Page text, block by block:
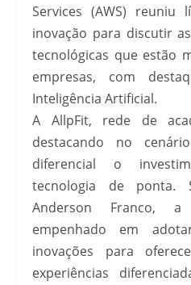
Services (AWS) reuniu
inovação para discutir
tecnológicas que estão
empresas, com
Inteligência Artificial.
A AllpFit, rede de
destacando no
diferencial o
tecnologia de ponta.
Anderson Franco,
empenhado em
inovações para
experiências